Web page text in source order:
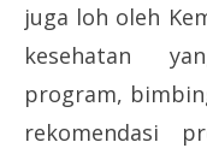
juga loh oleh
kesehatan
program,
rekomendasi